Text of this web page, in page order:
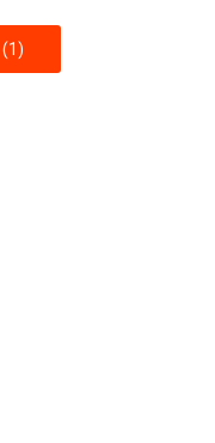
(1)